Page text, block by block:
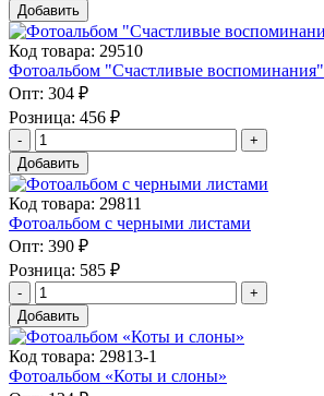
Добавить
Код товара: 29510
Фотоальбом "Счастливые воспоминания"
Опт: 304 ₽
Розница: 456 ₽
Добавить
Код товара: 29811
Фотоальбом с черными листами
Опт: 390 ₽
Розница: 585 ₽
Добавить
Код товара: 29813-1
Фотоальбом «Коты и слоны»